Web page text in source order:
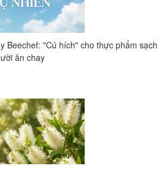
Beechef: "Cú hích" cho thực phẩm sạch
ăn chay